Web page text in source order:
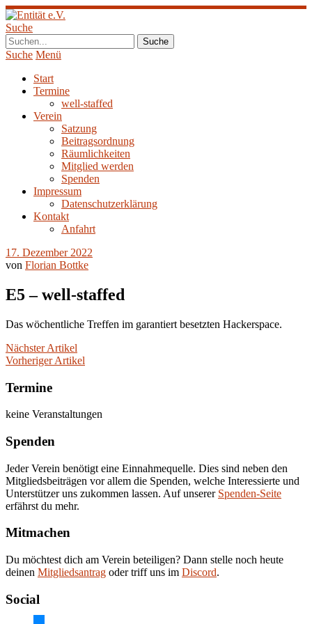
Suche
Suche Menü
Start
Termine
well-staffed
Verein
Satzung
Beitragsordnung
Räumlichkeiten
Mitglied werden
Spenden
Impressum
Datenschutzerklärung
Kontakt
Anfahrt
17. Dezember 2022
von Florian Bottke
E5 – well-staffed
Das wöchentliche Treffen im garantiert besetzten Hackerspace.
Nächster Artikel
Vorheriger Artikel
Termine
keine Veranstaltungen
Spenden
Jeder Verein benötigt eine Einnahmequelle. Dies sind neben den
Mitgliedsbeiträgen vor allem die Spenden, welche Interessierte und
Unterstützer uns zukommen lassen. Auf unserer Spenden-Seite
erfährst du mehr.
Mitmachen
Du möchtest dich am Verein beteiligen? Dann stelle noch heute
deinen Mitgliedsantrag oder triff uns im Discord.
Social